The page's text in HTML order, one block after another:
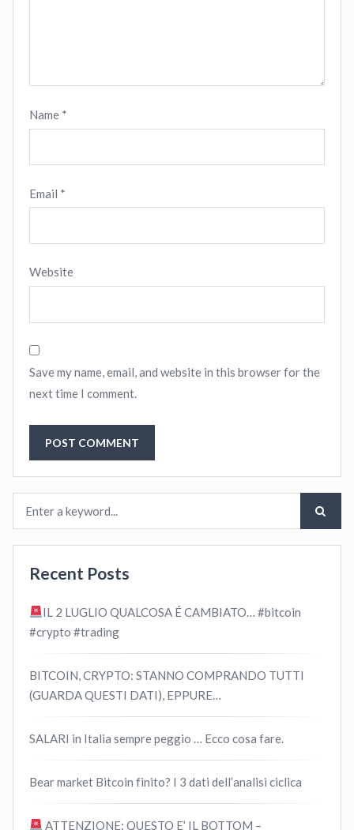
Name *
Email *
Website
Save my name, email, and website in this browser for the
next time I comment.
Recent Posts
IL 2 LUGLIO QUALCOSA É CAMBIATO… #bitcoin
#crypto #trading
BITCOIN, CRYPTO: STANNO COMPRANDO TUTTI
(GUARDA QUESTI DATI), EPPURE…
SALARI in Italia sempre peggio … Ecco cosa fare.
Bear market Bitcoin finito? I 3 dati dell’analisi ciclica
ATTENZIONE: QUESTO E’ IL BOTTOM –